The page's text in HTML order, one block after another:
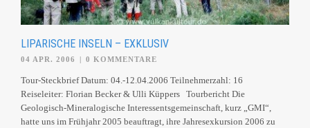
LIPARISCHE INSELN – EXKLUSIV
04 APR. 2006 0 KOMMENTARE
Tour-Steckbrief Datum: 04.-12.04.2006 Teilnehmerzahl: 16
Reiseleiter: Florian Becker & Ulli Küppers Tourbericht Die
Geologisch-Mineralogische Interessentsgemeinschaft, kurz „GMI“,
hatte uns im Frühjahr 2005 beauftragt, ihre Jahresexkursion 2006 zu